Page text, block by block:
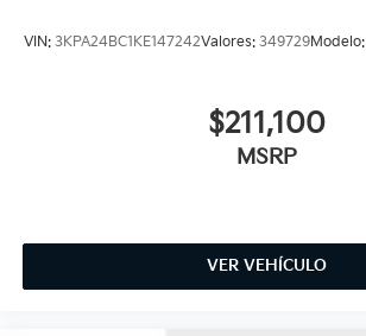
VIN: 3KPA24BC1KE147242Valores: 349729Modelo:
$211,100
MSRP
VER VEHÍCULO